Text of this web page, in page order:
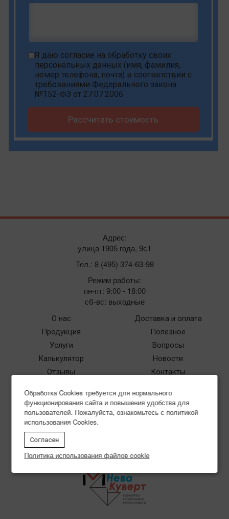
Я даю согласие на обработку своих
персональных данных (имя, фамилия,
номер телефона, почта) в соответствии с
требованиями Федерального закона
№152-ФЗ от 27.07.2006
Рассчитать стоимость
О нас
Продукция
Услуги
Калькулятор
Отзывы
Доставка и оплата
Полезное
Вопросы
Новости
Контакты
файлов cookie
Согласие на обработку
Адрес:
улица 1905 года, 9с1
Тел.: 8 (495) 374-63-98
Режим работы:
пн-пт: 9:00 - 18:00
сб-вс: выходные
Обработка Cookies требуется для нормального
функционирования сайта и повышения удобства для
пользователей. Пожалуйста, ознакомьтесь с политикой
использования Cookies.
Согласен
Политика использования файлов cookie